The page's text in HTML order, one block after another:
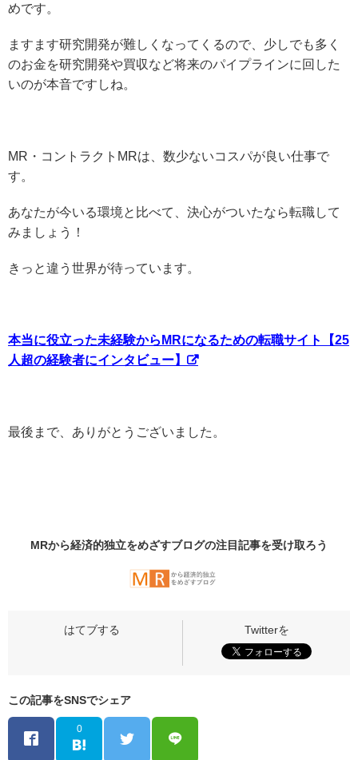
めです。
ますます研究開発が難しくなってくるので、少しでも多く
のお金を研究開発や買収など将来のパイプラインに回した
いのが本音ですしね。
MR・コントラクトMRは、数少ないコスパが良い仕事で
す。
あなたが今いる環境と比べて、決心がついたなら転職して
みましょう！
きっと違う世界が待っています。
本当に役立った未経験からMRになるための転職サイト【25
人超の経験者にインタビュー】
最後まで、ありがとうございました。
MRから経済的独立をめざすブログの注目記事を受け取ろう
この記事をSNSでシェア
0